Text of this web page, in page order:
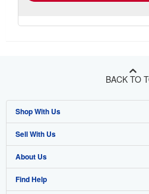
BACK TO
Shop With Us
Advanced Search
Browse Collections
My Account
Sell With Us
Start Selling
Join Our Affiliate Program
About Us
About AbeBooks
Find Help